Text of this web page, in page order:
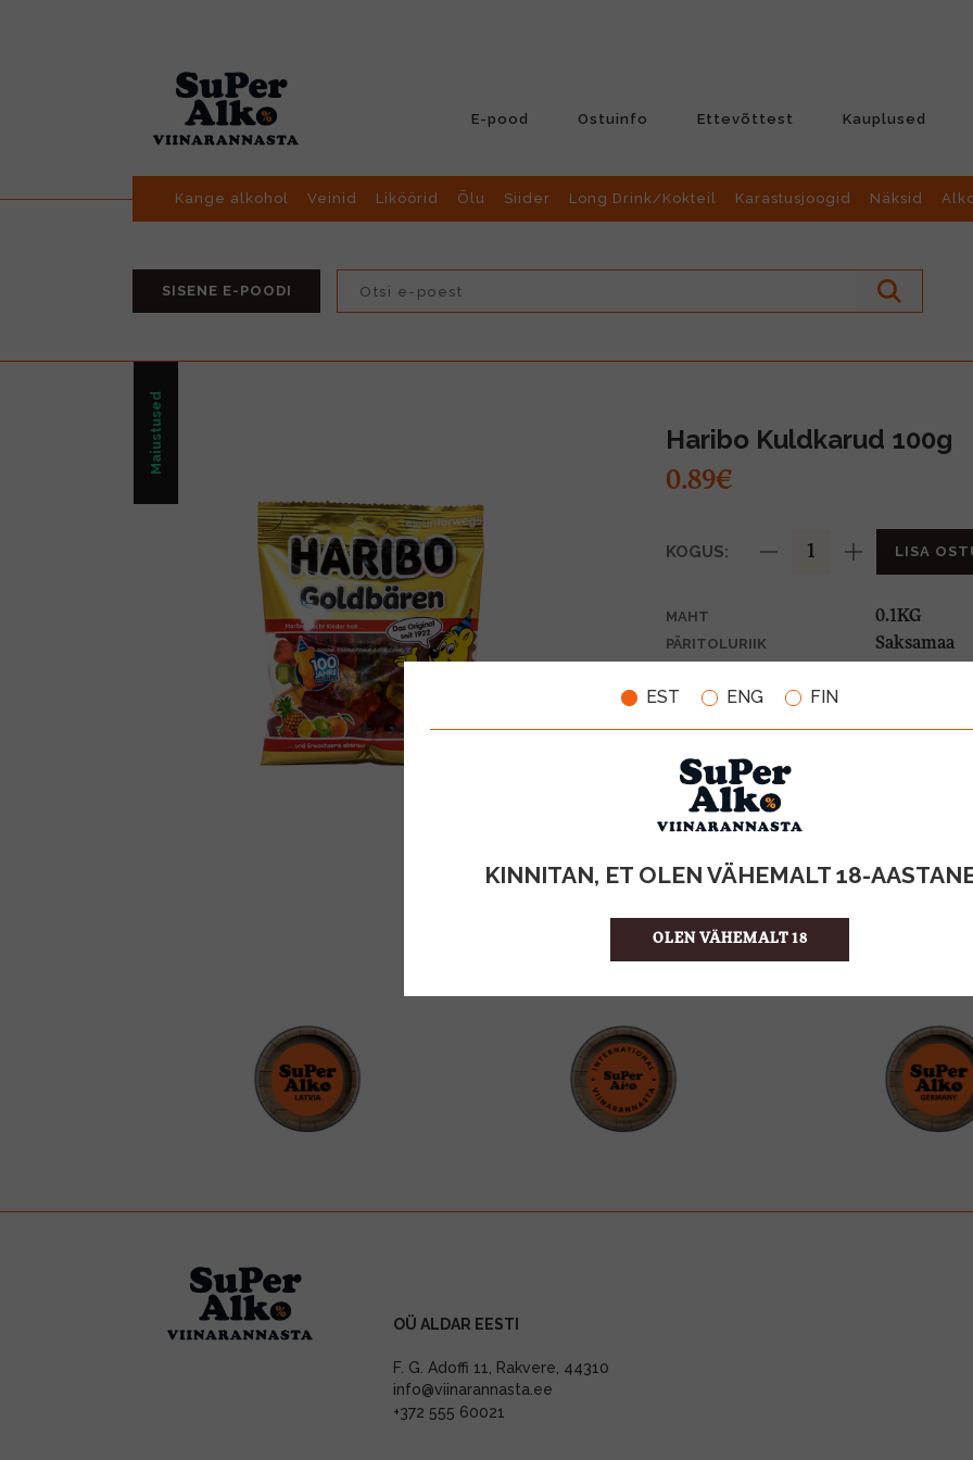
EST ENG FIN
KINNITAN, ET OLEN VÄHEMALT 18-
OLEN VÄHEMALT 18
E-pood Ostuinfo Ettevõttest Kauplused
Kange alkohol Veinid Liköörid Õlu Siider Long Drink/Kokteil Karastusjoogid Näksid
SISENE E-POODI
Maiustused Haribo Kuldkarud 100g
0.89€
KOGUS: LISA
MAHT 0.1KG
PÄRITOLURIIK Saksamaa
KOOD
KOGUS KASTIS
OÜ ALDAR EESTI
F. G. Adoffi 11, Rakvere, 44310
info@viinarannasta.ee
+372 555 60021